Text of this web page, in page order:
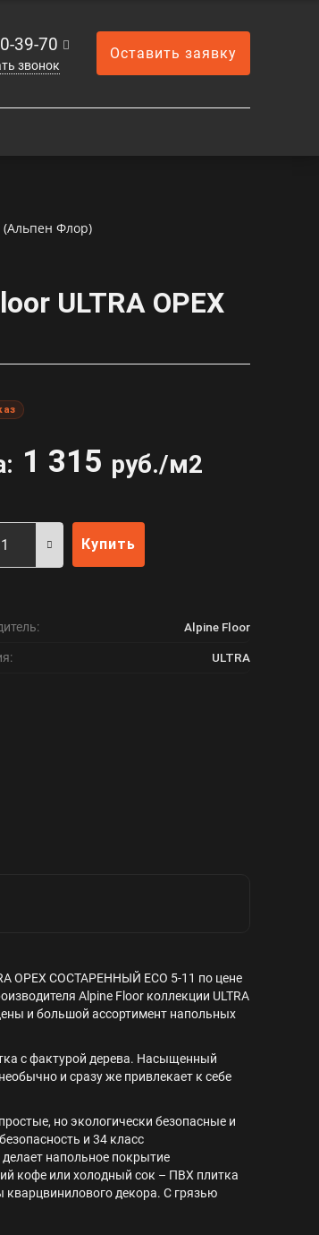
39-70
звонок
Оставить заявку
(Альпен Флор)
ULTRA ОРЕХ
1 315 руб./м2
Купить
Alpine Floor
ULTRA
ОРЕХ СОСТАРЕННЫЙ ECO 5-11 по цене
Alpine Floor коллекции ULTRA
и большой ассортимент напольных
с фактурой дерева. Насыщенный
и сразу же привлекает к себе
но экологически безопасные и
и 34 класс
напольное покрытие
кофе или холодный сок – ПВХ плитка
кварцвинилового декора. С грязью